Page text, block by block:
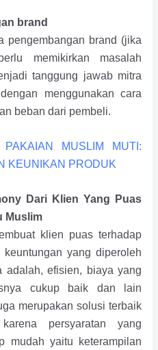
brand
pengembangan brand (jika
memikirkan masalah
tanggung jawab mitra
menggunakan cara
beban dari pembeli.
PAKAIAN MUSLIM MUTI:
KEUNIKAN PRODUK
Dari Klien Yang Puas
Muslim
klien puas terhadap
yang diperoleh
adalah, efisien, biaya yang
cukup baik dan lain
merupakan solusi terbaik
persyaratan yang
mudah yaitu keterampilan